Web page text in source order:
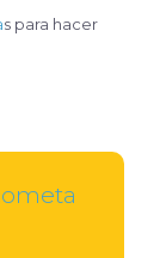
s para hacer